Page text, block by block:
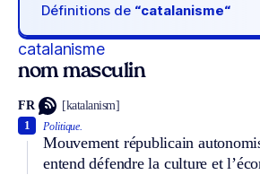
Définitions de “catalanisme“
catalanisme
nom masculin
FR [katalanism]
Politique.
Mouvement républicain
entend défendre la culture et
1